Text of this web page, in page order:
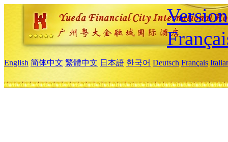
English 简体中文 繁體中文 日本語 한국어 Deutsch Français